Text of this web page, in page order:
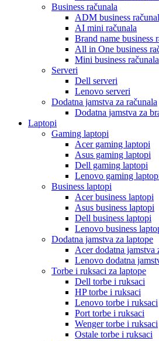
Business računala
ADM business
AI mini računala
Brand name business
All in One business
Mini business računala
Serveri
Dell serveri
Lenovo serveri
Dodatna jamstva za računala
Dodatna jamstva za
Laptopi
Gaming laptopi
Acer gaming laptopi
Asus gaming laptopi
Dell gaming laptopi
Lenovo gaming
Business laptopi
Acer business laptopi
Asus business laptopi
Dell business laptopi
Lenovo business
Dodatna jamstva za laptope
Acer dodatna jamstva
Lenovo dodatna
Torbe i ruksaci za laptope
Dell torbe i ruksaci
HP torbe i ruksaci
Lenovo torbe i ruksaci
Port torbe i ruksaci
Wenger torbe i ruksaci
Ostale torbe i ruksaci